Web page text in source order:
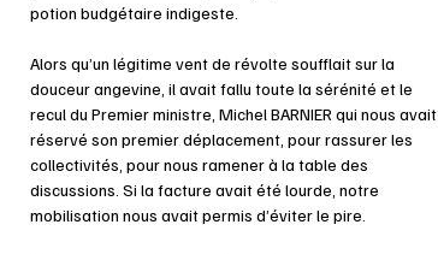
potion budgétaire indigeste.
Alors qu’un légitime vent de révolte soufflait sur la
douceur angevine, il avait fallu toute la sérénité et le
recul du Premier ministre, Michel BARNIER qui nous avait
réservé son premier déplacement, pour rassurer les
collectivités, pour nous ramener à la table des
discussions. Si la facture avait été lourde, notre
mobilisation nous avait permis d’éviter le pire.